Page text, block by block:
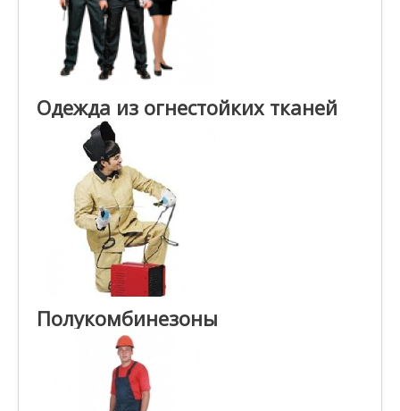
Одежда из огнестойких тканей
Полукомбинезоны